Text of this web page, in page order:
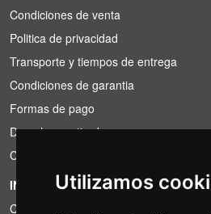
Utilizamos
Condiciones de venta
Politica de privacidad
Transporte y tiempos de entrega
Condiciones de garantia
Formas de pago
Derecho a retirada
Condiciones de IVA
INFORMACIÓN
Condiciones de alquiler